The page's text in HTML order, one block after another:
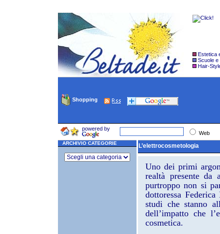
Estetica
Scuole e
Hair-
Shopping
powered by
Web
ARCHIVIO CATEGORIE L’elettrocosmetologia
Uno dei primi
realtà presente da
purtroppo non si
dottoressa
studi che stanno
dell’impatto che
cosmetica.